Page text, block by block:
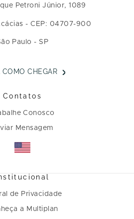
Petroni Júnior, 1089
- CEP: 04707-900
Paulo - SP
COMO CHEGAR
Contatos
Conosco
Mensagem
de Privacidade
a Multiplan